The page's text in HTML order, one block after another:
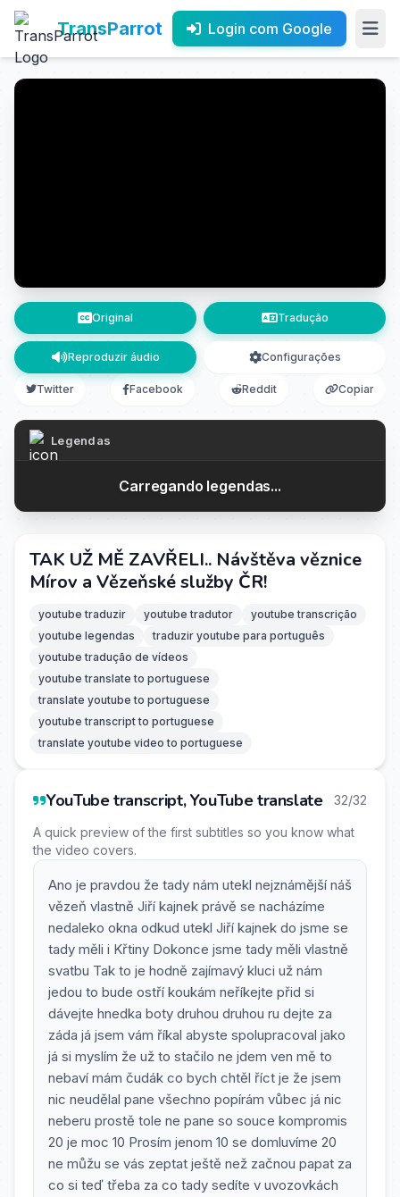
TransParrot Login com Google
Original Tradução
Reproduzir áudio Configurações
Twitter Facebook Reddit Copiar
Legendas
Carregando legendas...
TAK UŽ MĚ ZAVŘELI.. Návštěva věznice
Mírov a Vězeňské služby ČR!
youtube traduzir youtube tradutor
youtube transcrição
youtube legendas
traduzir youtube para português
youtube tradução de vídeos
youtube translate to portuguese
translate youtube to portuguese
youtube transcript to portuguese
translate youtube video to portuguese
YouTube transcript, YouTube translate 32/32
A quick preview of the first subtitles so you know what
the video covers.
Ano je pravdou že tady nám utekl nejznámější náš
vězeň vlastně Jiří kajnek právě se nacházíme
nedaleko okna odkud utekl Jiří kajnek do jsme se
tady měli i Křtiny Dokonce jsme tady měli vlastně
svatbu Tak to je hodně zajímavý kluci už nám
jedou to bude ostří koukám neříkejte přid si
dávejte hnedka boty druhou druhou ru dejte za
záda já jsem vám říkal abyste spolupracoval jako
já si myslím že už to stačilo ne jdem ven mě to
nebaví mám čudák co bych chtěl říct je že jsem
nic neudělal pane všechno popírám vůbec já nic
neberu prostě tole ne pane so souce kompromis
20 je moc 10 Prosím jenom 10 se domluvíme 20
ne můžu se vás zeptat ještě než začnou papat za
co si teď třeba za co tady sedíte v uvozovkách